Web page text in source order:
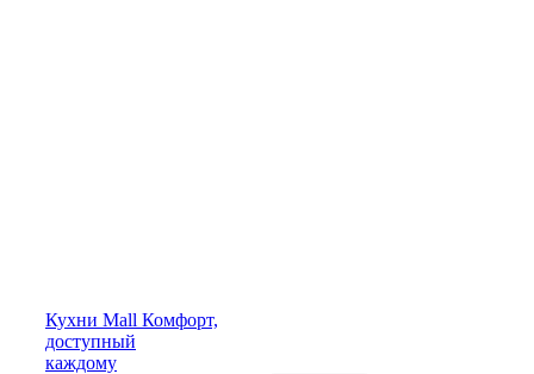
Кухни Mall Комфорт,
доступный
каждому